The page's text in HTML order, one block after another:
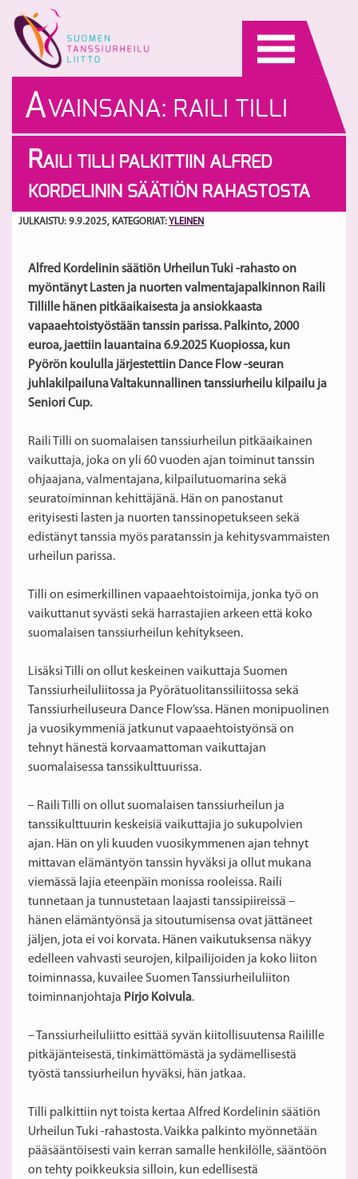
content
AVAINSANA: RAILI TILLI
RAILI TILLI PALKITTIIN ALFRED
KORDELININ SÄÄTIÖN RAHASTOSTA
JULKAISTU: 9.9.2025, KATEGORIAT: YLEINEN
Alfred Kordelinin säätiön Urheilun Tuki -rahasto on
myöntänyt Lasten ja nuorten valmentajapalkinnon Raili
Tillille hänen pitkäaikaisesta ja ansiokkaasta
vapaaehtoistyöstään tanssin parissa. Palkinto, 2000
euroa, jaettiin lauantaina 6.9.2025 Kuopiossa, kun
Pyörön koululla järjestettiin Dance Flow -seuran
juhlakilpailuna Valtakunnallinen tanssiurheilu kilpailu ja
Seniori Cup.
Raili Tilli on suomalaisen tanssiurheilun pitkäaikainen
vaikuttaja, joka on yli 60 vuoden ajan toiminut tanssin
ohjaajana, valmentajana, kilpailutuomarina sekä
seuratoiminnan kehittäjänä. Hän on panostanut
erityisesti lasten ja nuorten tanssinopetukseen sekä
edistänyt tanssia myös paratanssin ja kehitysvammaisten
urheilun parissa.
Tilli on esimerkillinen vapaaehtoistoimija, jonka työ on
vaikuttanut syvästi sekä harrastajien arkeen että koko
suomalaisen tanssiurheilun kehitykseen.
Lisäksi Tilli on ollut keskeinen vaikuttaja Suomen
Tanssiurheiluliitossa ja Pyörätuolitanssiliitossa sekä
Tanssiurheiluseura Dance Flow’ssa. Hänen monipuolinen
ja vuosikymmeniä jatkunut vapaaehtoistyönsä on
tehnyt hänestä korvaamattoman vaikuttajan
suomalaisessa tanssikulttuurissa.
– Raili Tilli on ollut suomalaisen tanssiurheilun ja
tanssikulttuurin keskeisiä vaikuttajia jo sukupolvien
ajan. Hän on yli kuuden vuosikymmenen ajan tehnyt
mittavan elämäntyön tanssin hyväksi ja ollut mukana
viemässä lajia eteenpäin monissa rooleissa. Raili
tunnetaan ja tunnustetaan laajasti tanssipiireissä –
hänen elämäntyönsä ja sitoutumisensa ovat jättäneet
jäljen, jota ei voi korvata. Hänen vaikutuksensa näkyy
edelleen vahvasti seurojen, kilpailijoiden ja koko liiton
toiminnassa, kuvailee Suomen Tanssiurheiluliiton
toiminnanjohtaja Pirjo Koivula.
– Tanssiurheiluliitto esittää syvän kiitollisuutensa Railille
pitkäjänteisestä, tinkimättömästä ja sydämellisestä
työstä tanssiurheilun hyväksi, hän jatkaa.
Tilli palkittiin nyt toista kertaa Alfred Kordelinin säätiön
Urheilun Tuki -rahastosta. Vaikka palkinto myönnetään
pääsääntöisesti vain kerran samalle henkilölle, sääntöön
on tehty poikkeuksia silloin, kun edellisestä